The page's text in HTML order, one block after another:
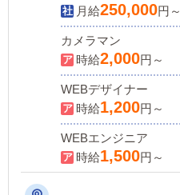
月給250,000円～
カメラマン
時給2,000円～
WEBデザイナー
時給1,200円～
WEBエンジニア
時給1,500円～